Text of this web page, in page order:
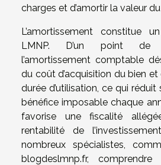
charges et d’amortir la valeur
L’amortissement constitue
LMNP. D’un point de
l’amortissement comptable
du coût d’acquisition du bien
durée d’utilisation, ce qui
bénéfice imposable chaque
favorise une fiscalité
rentabilité de
nombreux spécialistes,
blogdeslmnp.fr,